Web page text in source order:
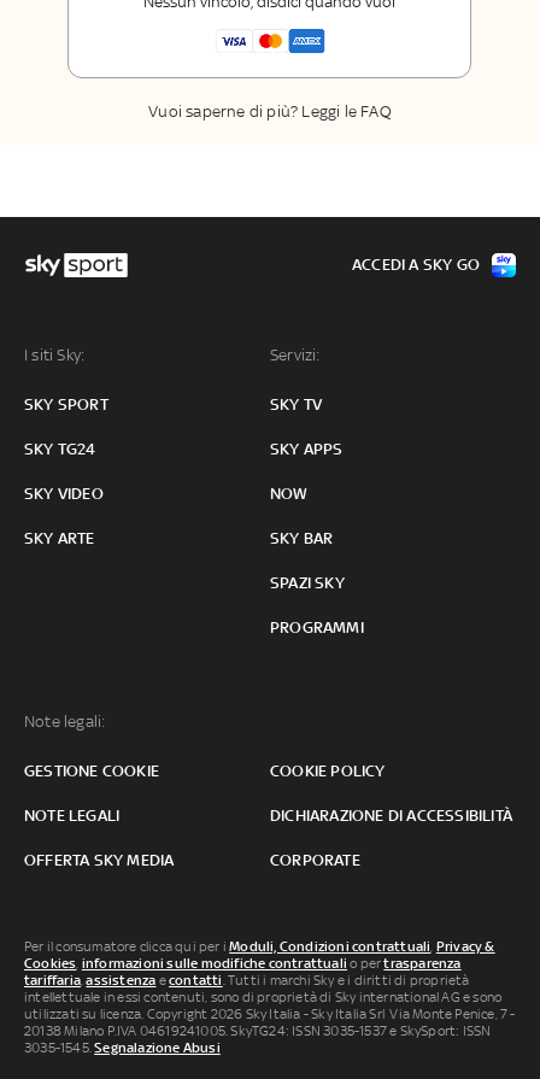
Sport
La newsletter esclusiva di Sky Sport
Vuoi saperne di più? Leggi le FAQ
I siti Sky:
SKY SPORT
SKY TG24
SKY VIDEO
SKY ARTE
Servizi:
SKY TV
SKY APPS
NOW
SKY BAR
SPAZI SKY
PROGRAMMI
Note legali:
GESTIONE COOKIE COOKIE POLICY
NOTE LEGALI DICHIARAZIONE DI ACCESSIBILITÀ
OFFERTA SKY MEDIA CORPORATE
ACCEDI A SKY GO
Per il consumatore clicca qui per iModuli, Condizioni contrattuali, Privacy &
Cookies, informazioni sulle modifiche contrattuali o pertrasparenza
tariffaria,assistenza econtatti. Tutti i marchi Sky e i diritti di proprietà
intellettuale in essi contenuti, sono di proprietà di Sky international AG e sono
utilizzati su licenza. Copyright 2026 Sky Italia - Sky Italia Srl Via Monte Penice, 7 -
20138 Milano P.IVA 04619241005. SkyTG24: ISSN 3035-1537 e SkySport: ISSN
3035-1545.Segnalazione Abusi